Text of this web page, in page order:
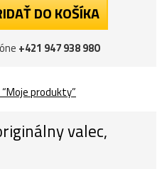
DO KOŠÍKA
+421 947 938 980
produkty”
valec,